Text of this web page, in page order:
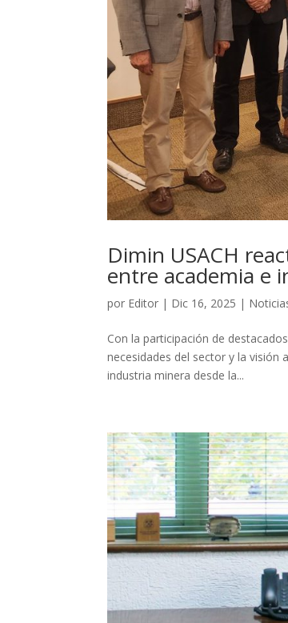
Dimin USACH
entre academia e
por Editor | Dic 16, 2025 |
Con la participación de
necesidades del sector y la visión
industria minera desde la...